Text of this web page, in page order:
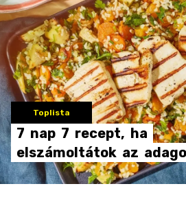
Toplista
7 nap 7 recept, ha
elszámoltátok az